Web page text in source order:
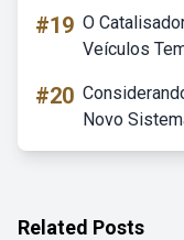
#19 O
Veículos
#20
Novo
Related Posts